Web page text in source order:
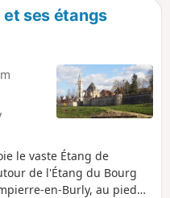
ses étangs
le vaste Étang de
de l'Étang du Bourg
en-Burly, au pied